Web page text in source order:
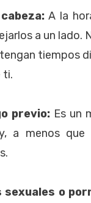
A la
a un
tiempos
ti.
previo: Es un
a menos
sexuales o